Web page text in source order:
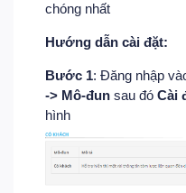
chóng nhất
Hướng dẫn cài đặt:
Bước 1: Đăng nhập
-> Mô-đun sau đó Cài
hình